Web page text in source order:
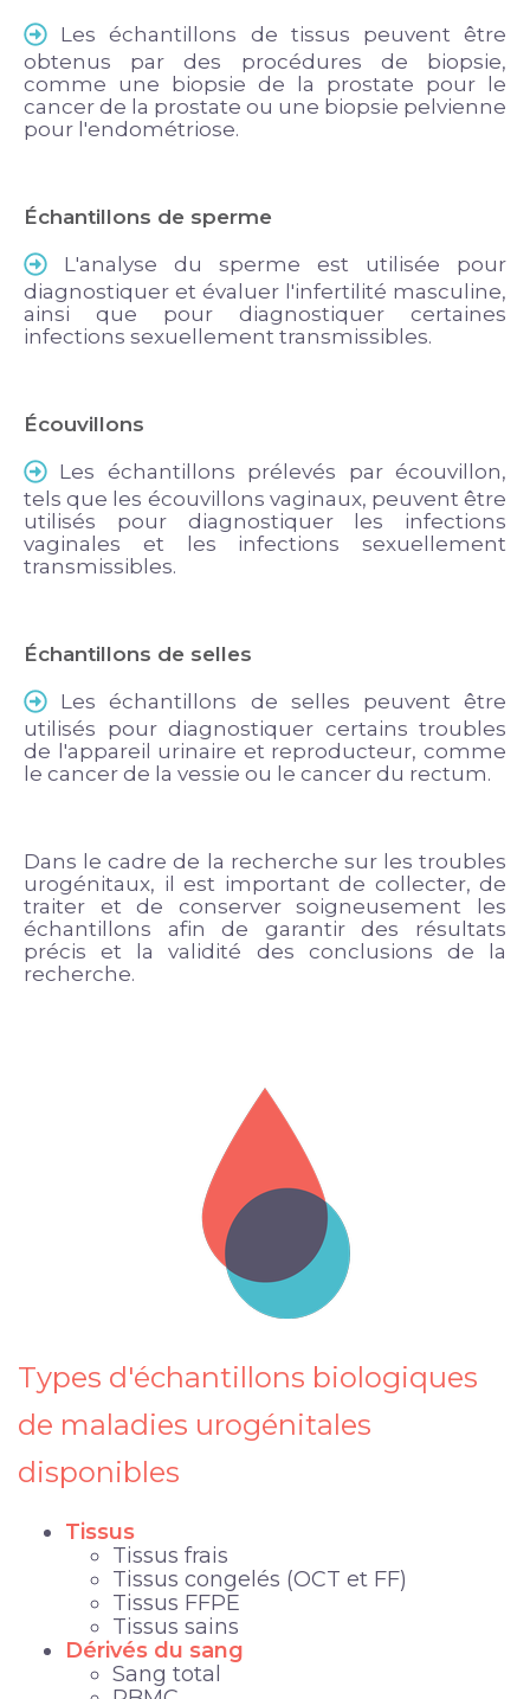
Les échantillons de tissus peuvent être
obtenus par des procédures de biopsie,
comme une biopsie de la prostate pour le
cancer de la prostate ou une biopsie pelvienne
pour l'endométriose.
Échantillons de sperme
L'analyse du sperme est utilisée pour
diagnostiquer et évaluer l'infertilité masculine,
ainsi que pour diagnostiquer certaines
infections sexuellement transmissibles.
Écouvillons
Les échantillons prélevés par écouvillon,
tels que les écouvillons vaginaux, peuvent être
utilisés pour diagnostiquer les infections
vaginales et les infections sexuellement
transmissibles.
Échantillons de selles
Les échantillons de selles peuvent être
utilisés pour diagnostiquer certains troubles
de l'appareil urinaire et reproducteur, comme
le cancer de la vessie ou le cancer du rectum.
Dans le cadre de la recherche sur les troubles
urogénitaux, il est important de collecter, de
traiter et de conserver soigneusement les
échantillons afin de garantir des résultats
précis et la validité des conclusions de la
recherche.
Types d'échantillons biologiques
de maladies urogénitales
disponibles
Tissus
Tissus frais
Tissus congelés (OCT et FF)
Tissus FFPE
Tissus sains
Dérivés du sang
Sang total